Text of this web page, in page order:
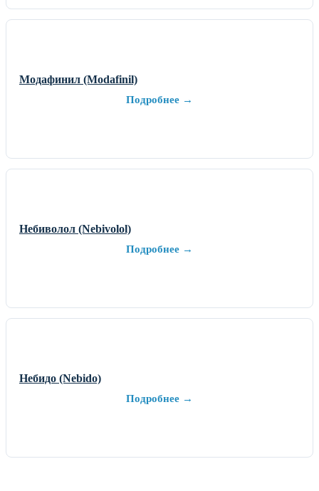
Модафинил (Modafinil)
Подробнее →
Небиволол (Nebivolol)
Подробнее →
Небидо (Nebido)
Подробнее →